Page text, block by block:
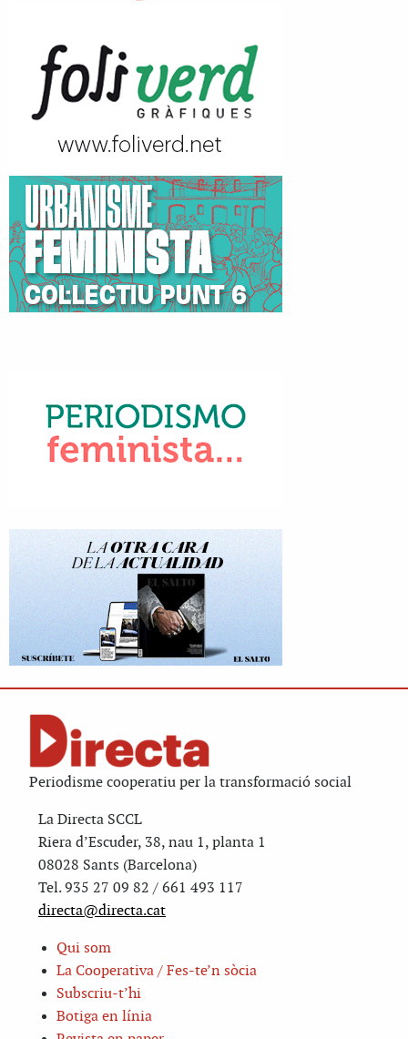
Periodisme cooperatiu per la transformació social
La Directa SCCL
Riera d’Escuder, 38, nau 1, planta 1
08028 Sants (Barcelona)
Tel. 935 27 09 82 / 661 493 117
directa@directa.cat
Qui som
La Cooperativa / Fes-te’n sòcia
Subscriu-t’hi
Botiga en línia